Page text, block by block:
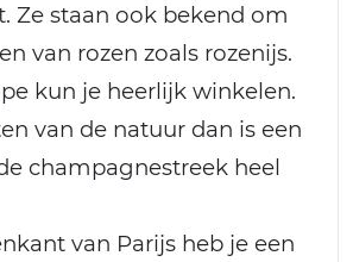
Ze staan ook bekend om
van rozen zoals rozenijs.
kun je heerlijk winkelen.
van de natuur dan is een
champagnestreek heel
van Parijs heb je een